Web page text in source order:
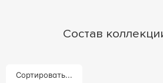
Состав
Сортировать...